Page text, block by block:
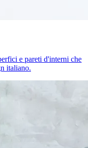
e pareti d'interni che
italiano.